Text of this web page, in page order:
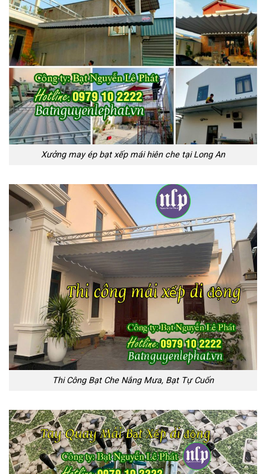
Xưởng may ép bạt xếp mái hiên che tại Long An
Thi Công Bạt Che Nắng Mưa, Bạt Tự Cuốn